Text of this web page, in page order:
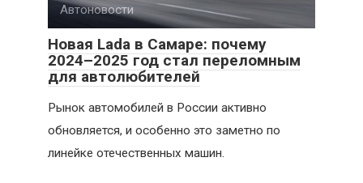
Автоновости
Новая Lada в Самаре: почему
2024–2025 год стал переломным
для автолюбителей
Рынок автомобилей в России активно
обновляется, и особенно это заметно по
линейке отечественных машин.